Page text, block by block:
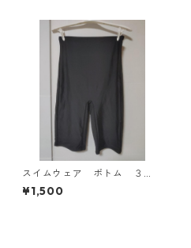
スイムウェア ボトム ３
Ｌ ブラック KAE-4563
¥1,500